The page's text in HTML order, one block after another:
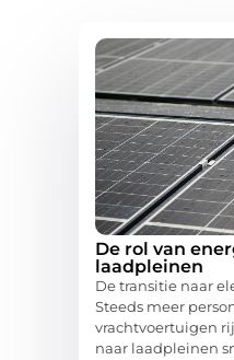
De rol van
laadpleinen
De transitie naar
Steeds meer
vrachtvoertuigen
naar laadpleinen